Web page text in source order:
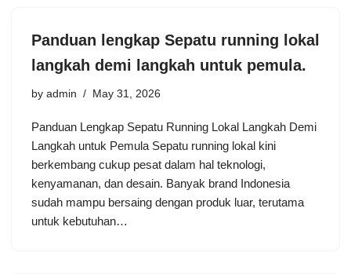
Panduan lengkap Sepatu running lokal
langkah demi langkah untuk pemula.
by admin May 31, 2026
Panduan Lengkap Sepatu Running Lokal Langkah Demi
Langkah untuk Pemula Sepatu running lokal kini
berkembang cukup pesat dalam hal teknologi,
kenyamanan, dan desain. Banyak brand Indonesia
sudah mampu bersaing dengan produk luar, terutama
untuk kebutuhan…